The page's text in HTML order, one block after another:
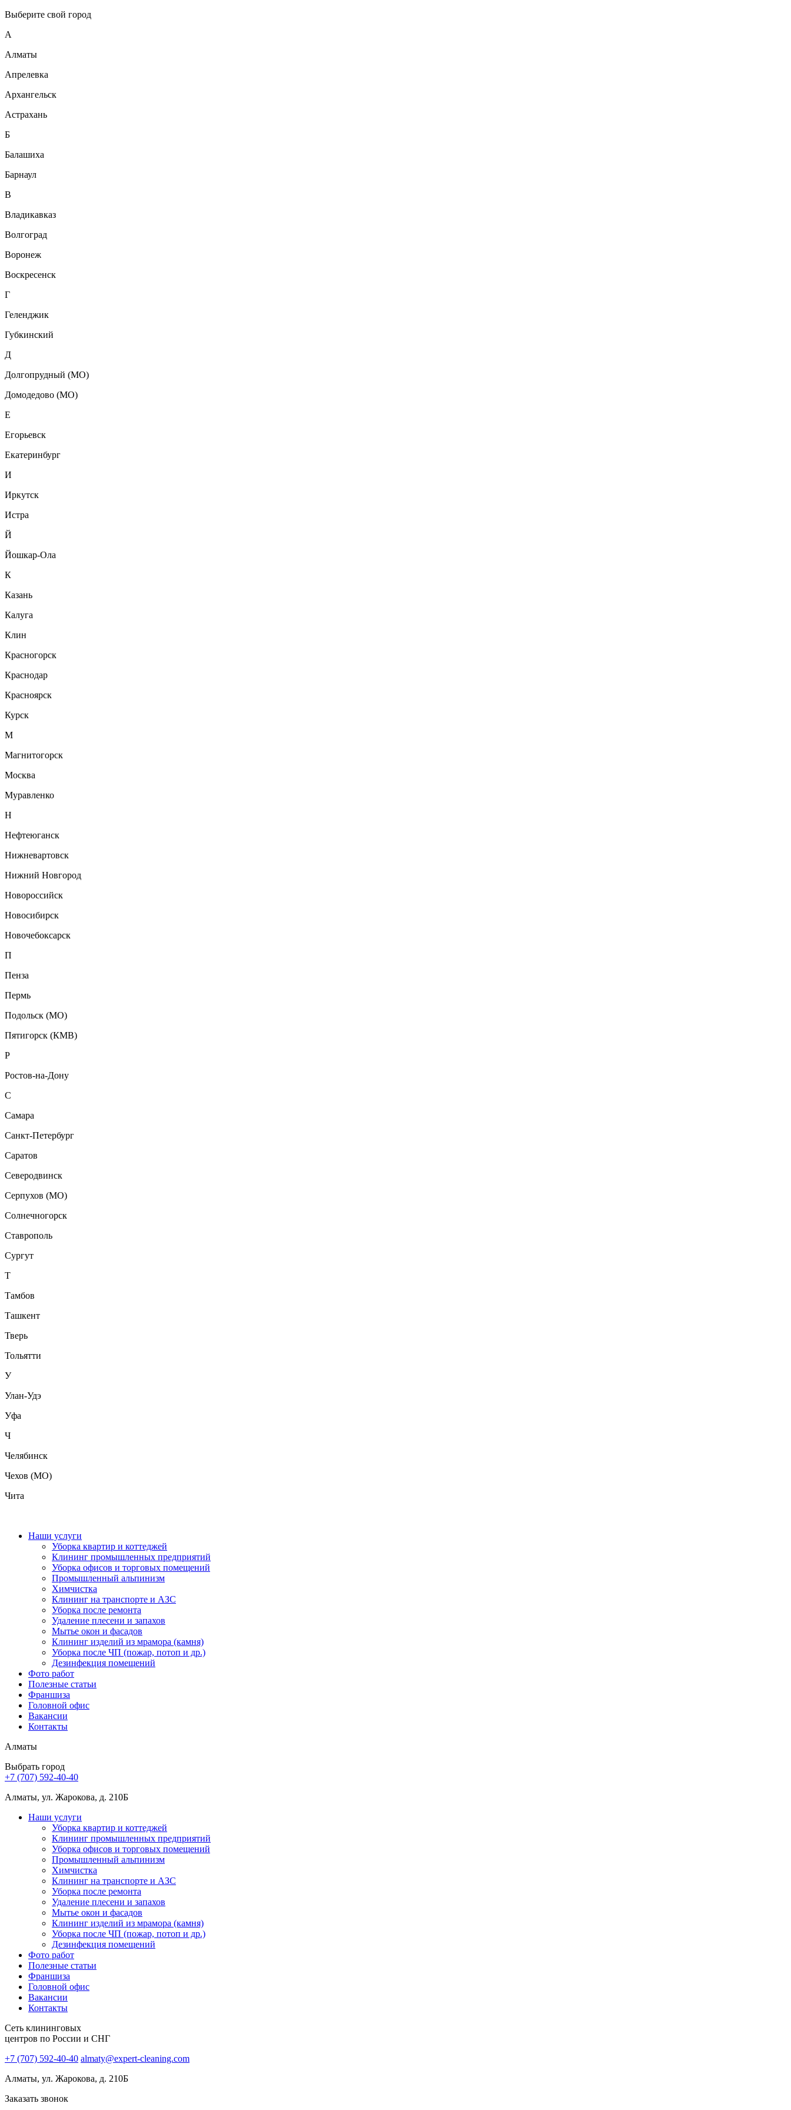
Выберите свой город
А
Алматы
Апрелевка
Архангельск
Астрахань
Б
Балашиха
Барнаул
В
Владикавказ
Волгоград
Воронеж
Воскресенск
Г
Геленджик
Губкинский
Д
Долгопрудный (МО)
Домодедово (МО)
Е
Егорьевск
Екатеринбург
И
Иркутск
Истра
Й
Йошкар-Ола
К
Казань
Калуга
Клин
Красногорск
Краснодар
Красноярск
Курск
М
Магнитогорск
Москва
Муравленко
Н
Нефтеюганск
Нижневартовск
Нижний Новгород
Новороссийск
Новосибирск
Новочебоксарск
П
Пенза
Пермь
Подольск (МО)
Пятигорск (КМВ)
Р
Ростов-на-Дону
С
Самара
Санкт-Петербург
Саратов
Северодвинск
Серпухов (МО)
Солнечногорск
Ставрополь
Сургут
Т
Тамбов
Ташкент
Тверь
Тольятти
У
Улан-Удэ
Уфа
Ч
Челябинск
Чехов (МО)
Чита
Наши услуги
Уборка квартир и коттеджей
Клининг промышленных предприятий
Уборка офисов и торговых помещений
Промышленный альпинизм
Химчистка
Клининг на транспорте и АЗС
Уборка после ремонта
Удаление плесени и запахов
Мытье окон и фасадов
Клининг изделий из мрамора (камня)
Уборка после ЧП (пожар, потоп и др.)
Дезинфекция помещений
Фото работ
Полезные статьи
Франшиза
Головной офис
Вакансии
Контакты
Алматы
Выбрать город
+7 (707) 592-40-40
Алматы, ул. Жарокова, д. 210Б
Наши услуги
Уборка квартир и коттеджей
Клининг промышленных предприятий
Уборка офисов и торговых помещений
Промышленный альпинизм
Химчистка
Клининг на транспорте и АЗС
Уборка после ремонта
Удаление плесени и запахов
Мытье окон и фасадов
Клининг изделий из мрамора (камня)
Уборка после ЧП (пожар, потоп и др.)
Дезинфекция помещений
Фото работ
Полезные статьи
Франшиза
Головной офис
Вакансии
Контакты
Сеть клининговых
центров по России и СНГ
+7 (707) 592-40-40 almaty@expert-cleaning.com
Алматы, ул. Жарокова, д. 210Б
Заказать звонок